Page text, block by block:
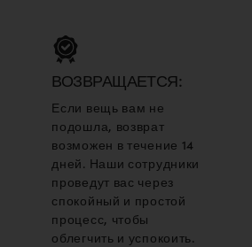
ВОЗВРАЩАЕТСЯ:
Если вещь вам не
подошла, возврат
возможен в течение 14
дней. Наши сотрудники
проведут вас через
спокойный и простой
процесс, чтобы
облегчить и успокоить.